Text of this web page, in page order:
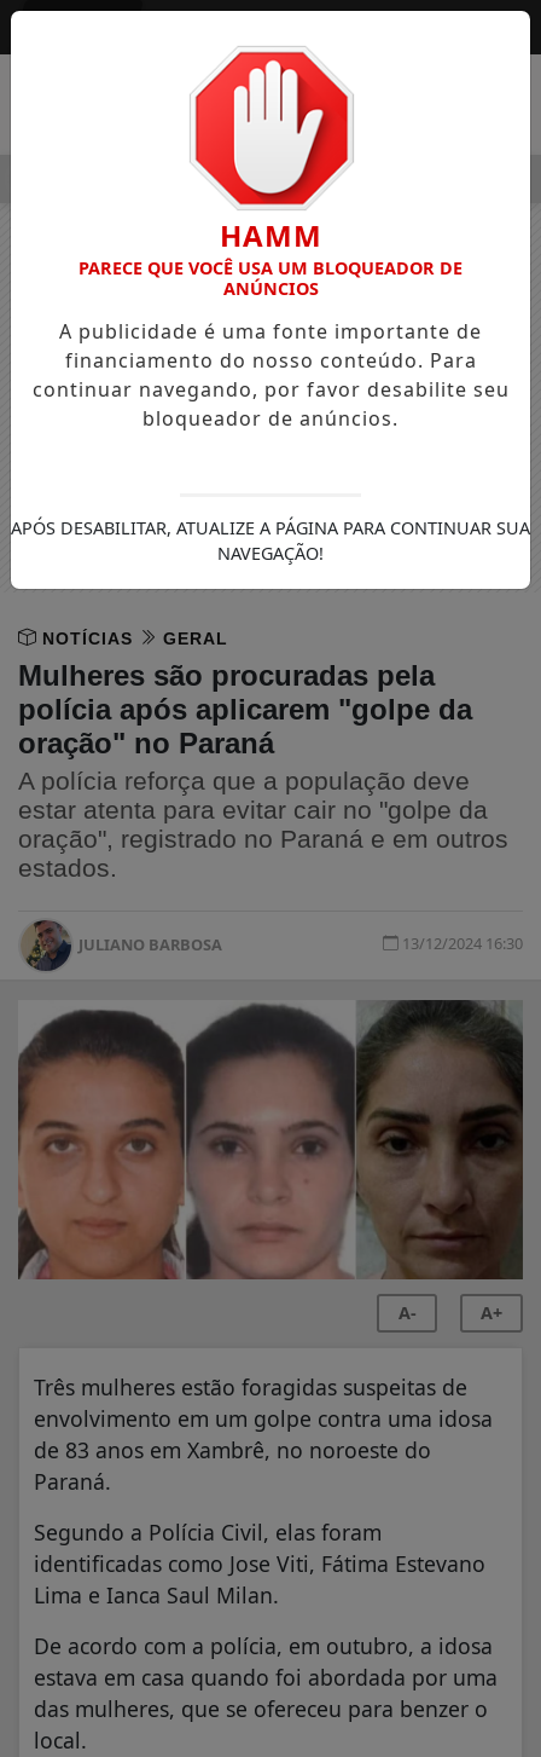
OSVALDO PEDRO DOS SANTOS, O “NEGUINHO DA
NOTÍCIAS GERAL
Mulheres são procuradas pela
polícia após aplicarem "golpe da
oração" no Paraná
A polícia reforça que a população deve
estar atenta para evitar cair no "golpe da
oração", registrado no Paraná e em outros
estados.
JULIANO BARBOSA 13/12/2024 16:30
A- A+
Três mulheres estão foragidas suspeitas de
envolvimento em um golpe contra uma idosa
de 83 anos em Xambrê, no noroeste do
Paraná.
Segundo a Polícia Civil, elas foram
identificadas como Jose Viti, Fátima Estevano
Lima e Ianca Saul Milan.
De acordo com a polícia, em outubro, a idosa
estava em casa quando foi abordada por uma
das mulheres, que se ofereceu para benzer o
local.
HAMM
PARECE QUE VOCÊ USA UM BLOQUEADOR DE
ANÚNCIOS
A publicidade é uma fonte importante de
financiamento do nosso conteúdo. Para
continuar navegando, por favor desabilite seu
bloqueador de anúncios.
APÓS DESABILITAR, ATUALIZE A PÁGINA PARA CONTINUAR SUA
NAVEGAÇÃO!